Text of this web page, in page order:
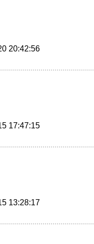
20:42:56
17:47:15
13:28:17